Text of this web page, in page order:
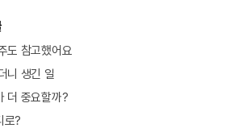
도 참고했어요
니 생긴 일
더 중요할까?
로?